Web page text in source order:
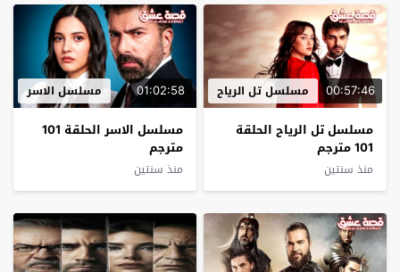
00:57:46 مسلسل تل الرياح
مسلسل تل الرياح الحلقة
101 مترجم
منذ سنتين
01:02:58 مسلسل الاسر
مسلسل الاسر الحلقة 101
مترجم
منذ سنتين